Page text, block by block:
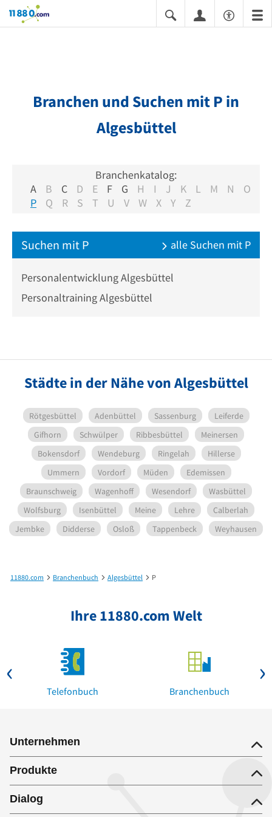
11880.com
Branchen und Suchen mit P in
Algesbüttel
Branchenkatalog:
A
B C D E F G H I J K L M N
O
P
Q R S T U V W X Y Z
Suchen mit P alle Suchen mit P
Personalentwicklung Algesbüttel
Personaltraining Algesbüttel
Städte in der Nähe von Algesbüttel
Rötgesbüttel Adenbüttel Sassenburg
Leiferde
Gifhorn
Schwülper Ribbesbüttel
Meinersen
Bokensdorf
Wendeburg Ringelah
Hillerse
Ummern
Vordorf Müden
Edemissen
Braunschweig
Wagenhoff Wesendorf
Wasbüttel
Wolfsburg
Isenbüttel Meine Lehre
Calberlah
Jembke
Didderse Osloß Tappenbeck Weyhausen
11880.com Branchenbuch Algesbüttel P
Ihre 11880.com Welt
Telefonbuch Branchenbuch
Unternehmen
Produkte
Dialog